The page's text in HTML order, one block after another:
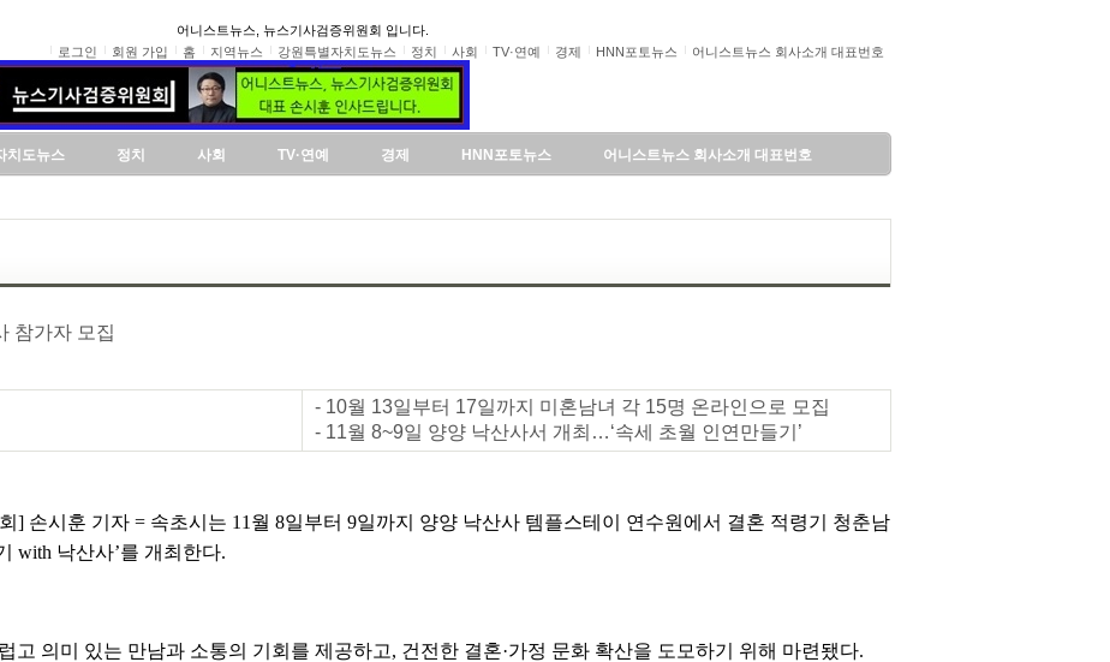
어니스트뉴스, 뉴스기사검증위원회 입니다.
로그인
회원 가입 홈 지역뉴스 강원특별자치도뉴스 정치 사회 TV·연예 경제 HNN포토뉴스 어니스트뉴스 회사소개 대표번호
치도뉴스 정치 사회 TV·연예 경제 HNN포토뉴스 어니스트뉴스 회사소개 대표번호
참가자 모집
- 10월 13일부터 17일까지 미혼남녀 각 15명 온라인으로 모집
- 11월 8~9일 양양 낙산사서 개최…‘속세 초월 인연만들기’
] 손시훈 기자 = 속초시는 11월 8일부터 9일까지 양양 낙산사 템플스테이 연수원에서 결혼 적령기 청춘남
with 낙산사’를 개최한다.
고 의미 있는 만남과 소통의 기회를 제공하고, 건전한 결혼·가정 문화 확산을 도모하기 위해 마련됐다.